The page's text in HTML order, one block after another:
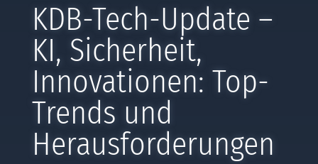
KDB-Tech-Update –
KI, Sicherheit,
Innovationen: Top-
Trends und
Herausforderungen